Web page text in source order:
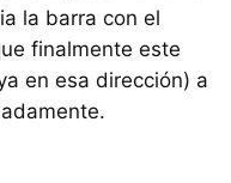
la barra con el
finalmente este
en esa dirección) a